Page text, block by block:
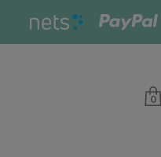
0